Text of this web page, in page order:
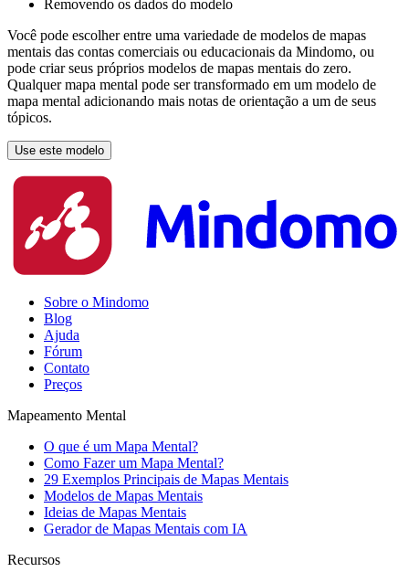
Removendo os dados do modelo
Você pode escolher entre uma variedade de modelos de mapas
mentais das contas comerciais ou educacionais da Mindomo, ou
pode criar seus próprios modelos de mapas mentais do zero.
Qualquer mapa mental pode ser transformado em um modelo de
mapa mental adicionando mais notas de orientação a um de seus
tópicos.
Use este modelo
Sobre o Mindomo
Blog
Ajuda
Fórum
Contato
Preços
Mapeamento Mental
O que é um Mapa Mental?
Como Fazer um Mapa Mental?
29 Exemplos Principais de Mapas Mentais
Modelos de Mapas Mentais
Ideias de Mapas Mentais
Gerador de Mapas Mentais com IA
Recursos